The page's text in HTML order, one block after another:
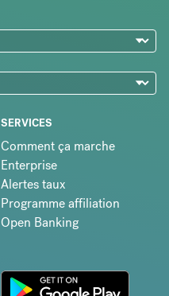
SERVICES
Comment ça marche
Enterprise
Alertes taux
Programme affiliation
Open Banking